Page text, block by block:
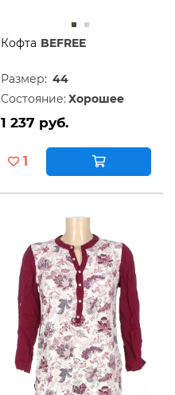
Кофта BEFREE
Размер: 44
Состояние: Хорошее
1 237 руб.
1